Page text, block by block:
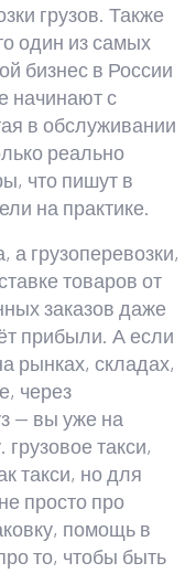
грузов. Также
один из самых
бизнес в России
начинают с
в обслуживании
реально
что пишут в
на практике.
а грузоперевозки,
товаров от
заказов даже
прибыли. А если
рынках, складах,
через
— вы уже на
грузовое такси,
такси, но для
просто про
помощь в
то, чтобы быть